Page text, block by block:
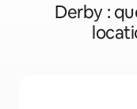
Derby :